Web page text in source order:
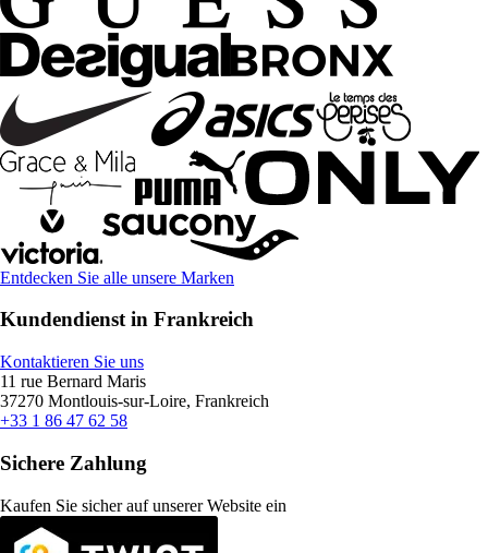
Entdecken Sie alle unsere Marken
Kundendienst in Frankreich
Kontaktieren Sie uns
11 rue Bernard Maris
37270 Montlouis-sur-Loire, Frankreich
+33 1 86 47 62 58
Sichere Zahlung
Kaufen Sie sicher auf unserer Website ein